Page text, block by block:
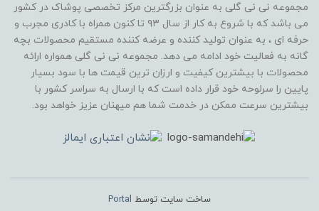
مجموعه نی نی گلی به عنوان بزرگترین مرکز تخصصی پوشاک در کشور
می باشد که با شروع به کار از سال ۹۳ تا کنون همراه با کادری مجرب و
حرفه ای ، به عنوان تولید کننده و عرضه کننده مستقیم محصولات بچه
گانه به فعالیت خود ادامه می دهد. مجموعه نی نی گلی همواره ارائه
محصولات با بیشترین کیفیت و ارزان ترین قیمت ها با سود بسیار
پایین را سرلوحه خود قرار داده است که با ارسال به سراسر کشور با
بیشترین سرعت ممکن در خدمت شما هم میهنان عزیز خواهد بود.
ساخت سایت توسط Portal